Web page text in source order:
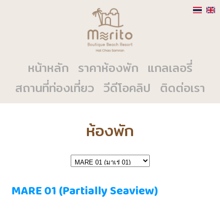
หน้าหลัก ราคาห้องพัก แกลเลอรี่
สถานที่ท่องเที่ยว วีดีโอคลิป ติดต่อเรา
ห้องพัก
MARE 01 (Partially Seaview)